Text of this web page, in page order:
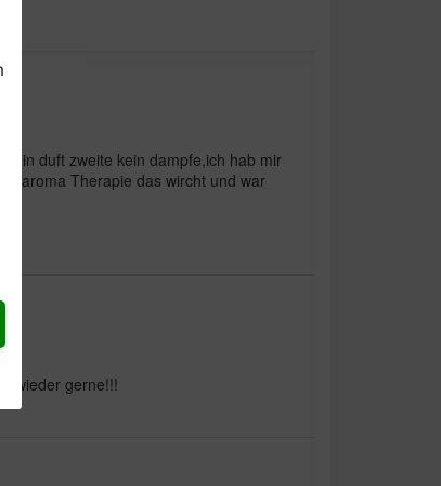
duft zweite kein dampfe,ich hab mir
aroma Therapie das wircht und war
wieder gerne!!!